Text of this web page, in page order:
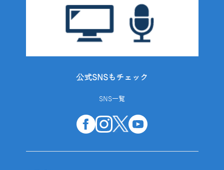
公式SNSもチェック
SNS一覧